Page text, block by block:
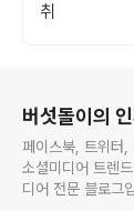
취
버섯돌이의
페이스북, 트위터,
소셜미디어 트렌
디어 전문 블로그